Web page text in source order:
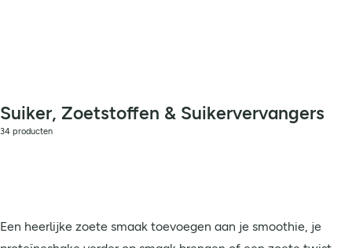
Suiker, Zoetstoffen & Suikervervangers
34 producten
Een heerlijke zoete smaak toevoegen aan je smoothie, je